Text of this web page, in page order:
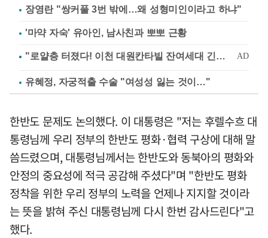
장영란 "쌍커풀 3번 밖에…왜 성형미인이라고 하냐"
'마약 자숙' 유아인, 남사친과 뽀뽀 근황
유혜정, 자궁적출 수술 "여성성 잃는 것이…"
한반도 문제도 논의했다. 이 대통령은 "저는 후렐수흐 대
통령님께 우리 정부의 한반도 평화·협력 구상에 대해 말
씀드렸으며, 대통령님께서는 한반도와 동북아의 평화와
안정의 중요성에 적극 공감해 주셨다"며 "한반도 평화
정착을 위한 우리 정부의 노력을 언제나 지지할 것이라
는 뜻을 밝혀 주신 대통령님께 다시 한번 감사드린다"고
했다.